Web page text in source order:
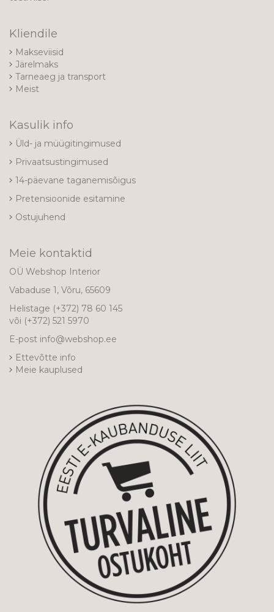
Kliendile
Makseviisid
Järelmaks
Tarneaeg ja transport
Meist
Kasulik info
Üld- ja müügitingimused
Privaatsustingimused
14-päevane taganemisõigus
Pretensioonide esitamine
Ostujuhend
Meie kontaktid
OÜ Webshop Interior
Vabaduse 1, Võru, 65609
Helistage (+372) 78 60 145
või (+372) 521 5970
E-post info@webshop.ee
Ettevõtte info
Meie kauplused